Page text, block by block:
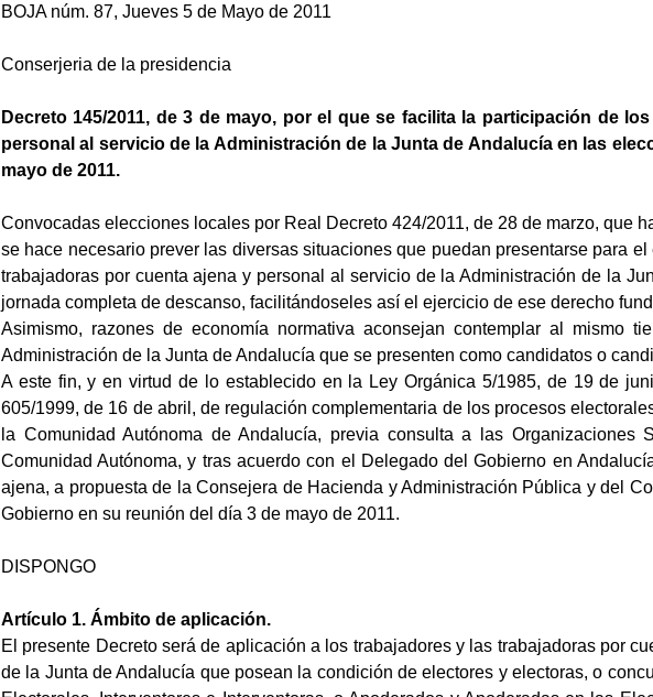
BOJA núm. 87, Jueves 5 de Mayo de 2011
Conserjeria de la presidencia
Decreto 145/2011, de 3 de mayo, por el que se facilita la participación de
personal al servicio de la Administración de la Junta de Andalucía en las
mayo de 2011.
Convocadas elecciones locales por Real Decreto 424/2011, de 28 de marzo, que
se hace necesario prever las diversas situaciones que puedan presentarse para
trabajadoras por cuenta ajena y personal al servicio de la Administración de la
jornada completa de descanso, facilitándoseles así el ejercicio de ese derecho
Asimismo, razones de economía normativa aconsejan contemplar al mismo
Administración de la Junta de Andalucía que se presenten como candidatos o
A este fin, y en virtud de lo establecido en la Ley Orgánica 5/1985, de 19 de
605/1999, de 16 de abril, de regulación complementaria de los procesos
la Comunidad Autónoma de Andalucía, previa consulta a las Organizaciones
Comunidad Autónoma, y tras acuerdo con el Delegado del Gobierno en
ajena, a propuesta de la Consejera de Hacienda y Administración Pública y del
Gobierno en su reunión del día 3 de mayo de 2011.
DISPONGO
Artículo 1. Ámbito de aplicación.
El presente Decreto será de aplicación a los trabajadores y las trabajadoras por
de la Junta de Andalucía que posean la condición de electores y electoras, o